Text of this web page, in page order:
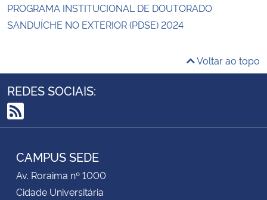
PROGRAMA INSTITUCIONAL DE DOUTORADO
SANDUÍCHE NO EXTERIOR (PDSE) 2024
Voltar ao topo
REDES SOCIAIS:
RSS
CAMPUS SEDE
Av. Roraima nº 1000
Cidade Universitária